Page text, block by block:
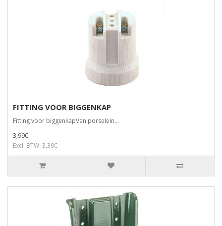
FITTING VOOR BIGGENKAP
Fitting voor biggenkapVan porselein...
3,99€
Excl. BTW: 3,30€